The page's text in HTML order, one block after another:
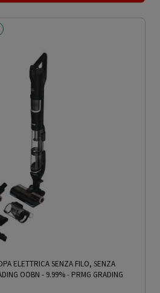
ELETTRICA SENZA FILO, SENZA
OOBN - 9.99%- PRMG GRADING